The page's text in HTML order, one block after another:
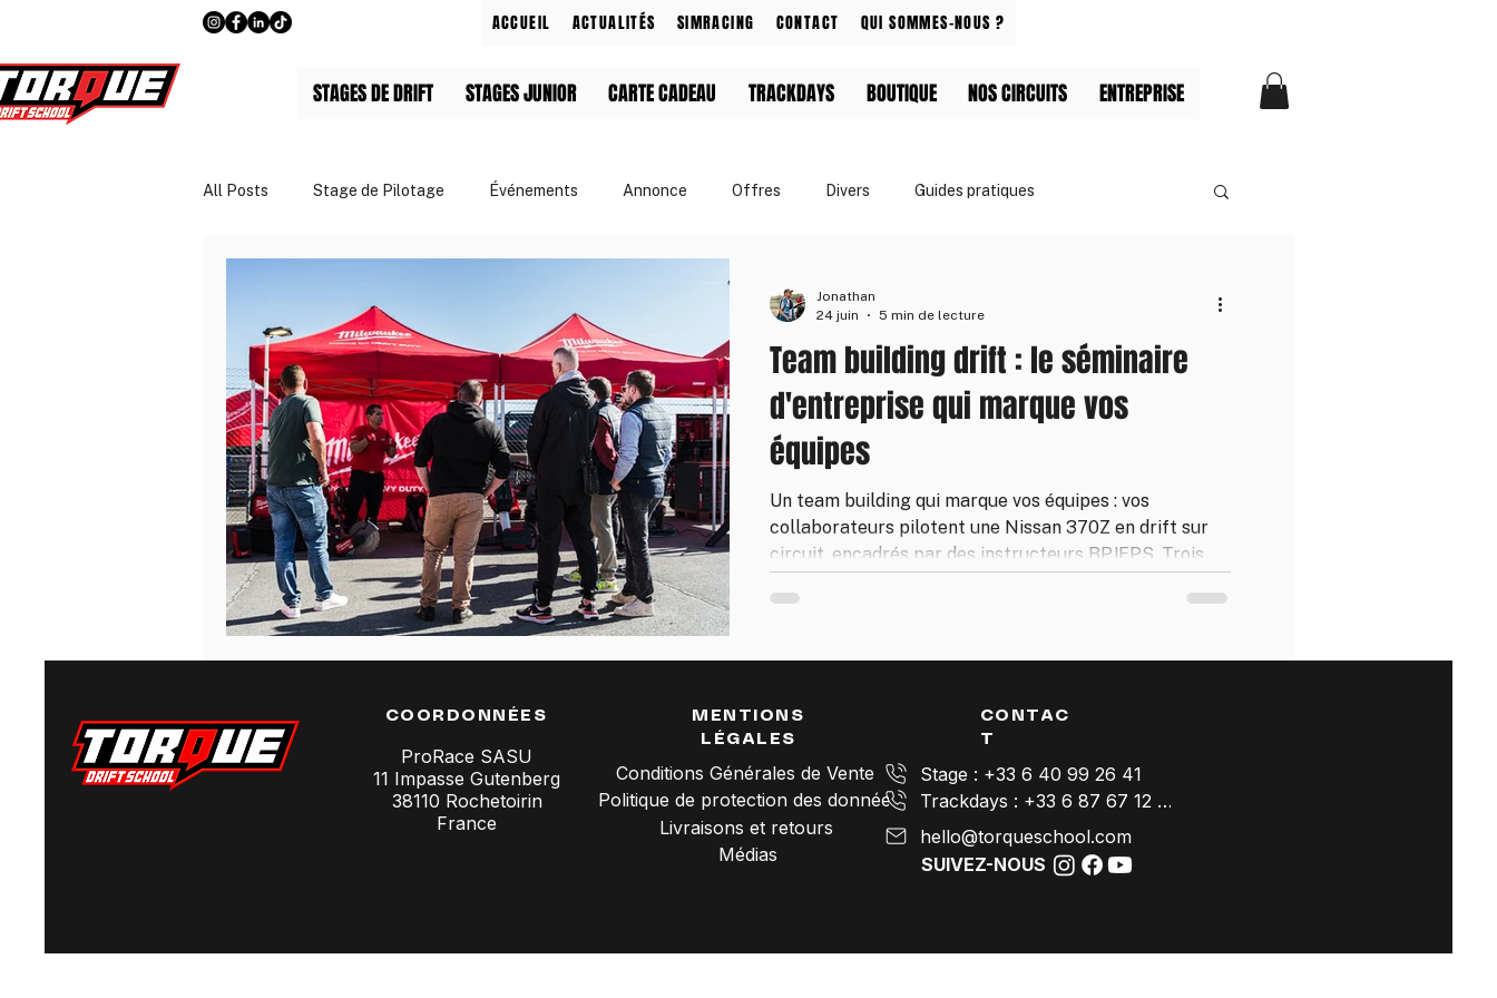
ACCUEIL ACTUALITÉS SIMRACING CONTACT QUI SOMMES-NOUS ?
STAGES DE DRIFT STAGES JUNIOR CARTE CADEAU TRACKDAYS BOUTIQUE NOS CIRCUITS ENTREPRISE
All Posts Stage de Pilotage Événements Annonce Offres Divers Guides pratiques
Apprendre le drift
Team building drift : le séminaire
d'entreprise qui marque vos
équipes
Un team building qui marque vos équipes : vos
collaborateurs pilotent une Nissan 370Z en drift sur
circuit, encadrés par des instructeurs BPJEPS. Trois
participants, partout en France et toute l'année.
Jonathan
24 juin
5 min de lecture
COORDONNÉES
ProRace SASU
11 Impasse Gutenberg
38110 Rochetoirin
France
MENTIONS
LÉGALES
Conditions Générales de Vente
Politique de protection des données
Livraisons et retours
Médias
CONTAC
T
Stage : +33 6 40 99 26 41
Trackdays : +33 6 87 67 12 94
hello@torqueschool.com
SUIVEZ-NOUS